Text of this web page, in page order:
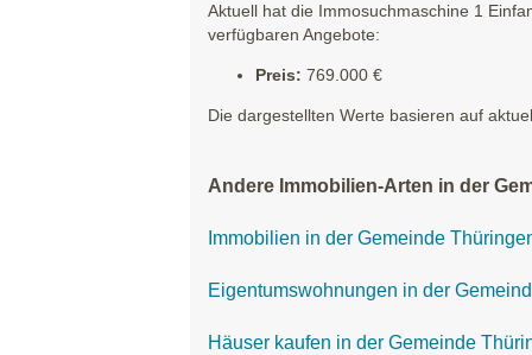
Aktuell hat die Immosuchmaschine 1
verfügbaren Angebote:
Preis: 769.000 €
Die dargestellten Werte basieren auf
Andere Immobilien-Arten in der
Immobilien in der Gemeinde
Eigentumswohnungen in der
Häuser kaufen in der Gemeinde